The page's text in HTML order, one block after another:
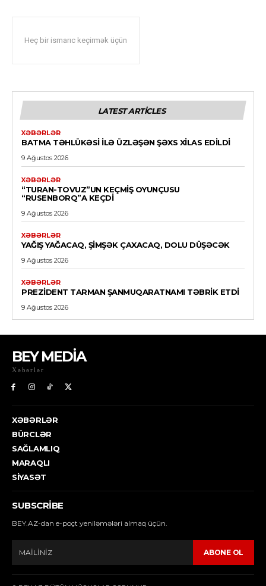
Heç bir ismarıc keçirmək üçün
LATEST ARTICLES
XƏBƏRLƏR
BATMA TƏHLÜKƏSI ILƏ ÜZLƏŞƏN ŞƏXS XILAS EDILDI
9 Ağustos 2026
XƏBƏRLƏR
“TURAN-TOVUZ”UN KEÇMIŞ OYUNÇUSU
“RUSENBORQ”A KEÇDI
9 Ağustos 2026
XƏBƏRLƏR
YAĞIŞ YAĞACAQ, ŞIMŞƏK ÇAXACAQ, DOLU DÜŞƏCƏK
9 Ağustos 2026
XƏBƏRLƏR
PREZIDENT TARMAN ŞANMUQARATNAMI TƏBRIK ETDI
9 Ağustos 2026
BEY MEDİA
Xəbərlər
XƏBƏRLƏR
BÜRCLƏR
SAĞLAMLIQ
MARAQLI
SIYASƏT
SUBSCRIBE
BEY.AZ-dan e-poçt yeniləmələri almaq üçün.
ABONE OL